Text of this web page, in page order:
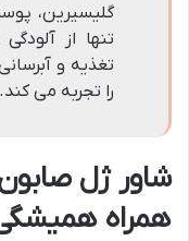
گلیسیرین،
تنها از
تغذیه و
را تجربه می کند.
شاور ژل
همراه